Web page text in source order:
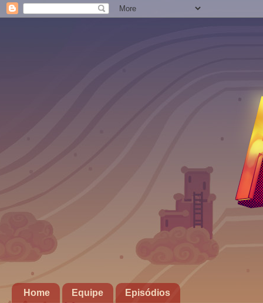
Home Equipe Episódios